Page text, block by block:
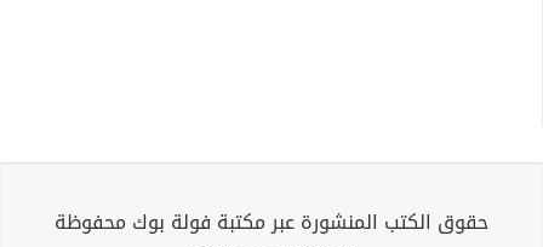
حقوق الكتب المنشورة عبر مكتبة فولة بوك محفوظة